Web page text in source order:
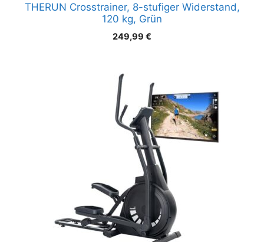
THERUN Crosstrainer, 8-stufiger Widerstand,
120 kg, Grün
249,99 €